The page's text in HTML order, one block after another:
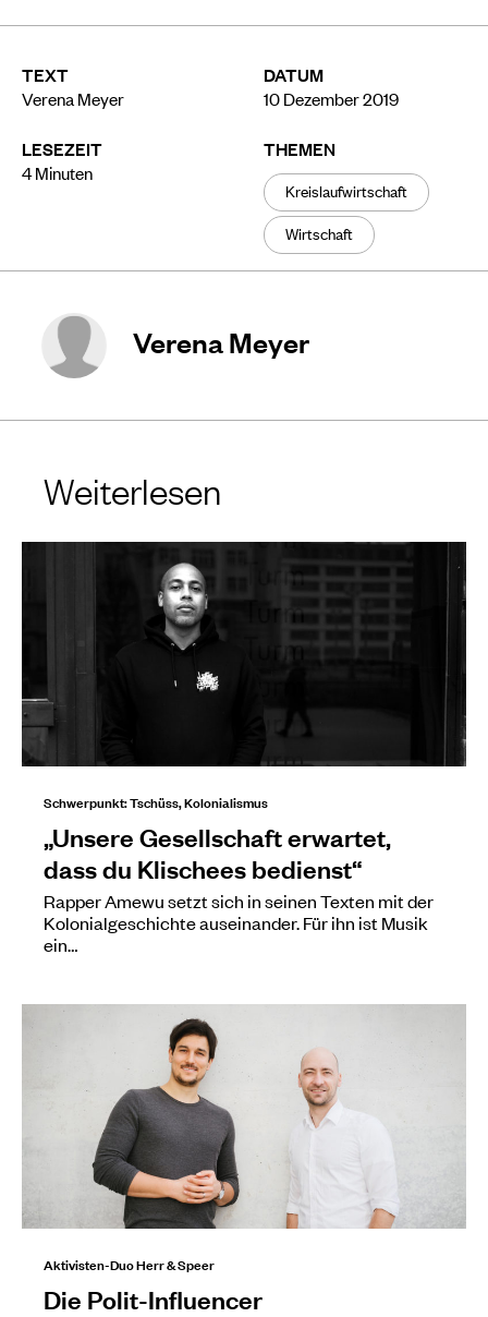
TEXT
Verena Meyer
LESEZEIT
4Minuten
DATUM
10 Dezember 2019
THEMEN
Kreislaufwirtschaft
Wirtschaft
Verena Meyer
Weiterlesen
Schwerpunkt: Tschüss, Kolonialismus
„Unsere Gesellschaft erwartet,
dass du Klischees bedienst“
Rapper Amewu setzt sich in seinen Texten mit der
Kolonialgeschichte auseinander. Für ihn ist Musik
ein…
Aktivisten-Duo Herr & Speer
Die Polit-Influencer